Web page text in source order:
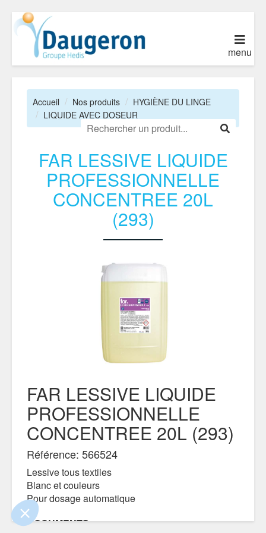
le contenu de ce site vous intéresse
on aimerait bien vous accompagner
certifiés par
Je choisis OK pour moi
menu
Accueil Nos produits
HYGIÈNE DU LINGE
LIQUIDE AVEC DOSEUR
FAR LESSIVE LIQUIDE
PROFESSIONNELLE
CONCENTREE 20L
(293)
FAR LESSIVE LIQUIDE
PROFESSIONNELLE
CONCENTREE 20L (293)
Référence: 566524
Lessive tous textiles
Blanc et couleurs
Pour dosage automatique
DOCUMENTS